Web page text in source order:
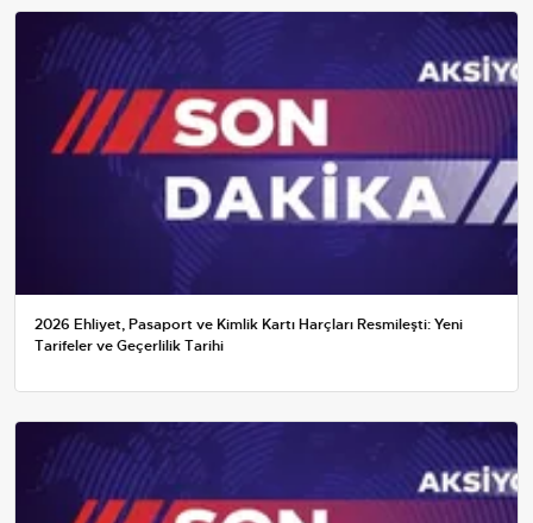
2026 Ehliyet, Pasaport ve Kimlik Kartı Harçları Resmileşti: Yeni
Tarifeler ve Geçerlilik Tarihi